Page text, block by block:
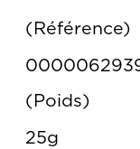
Référence
Poids
25g